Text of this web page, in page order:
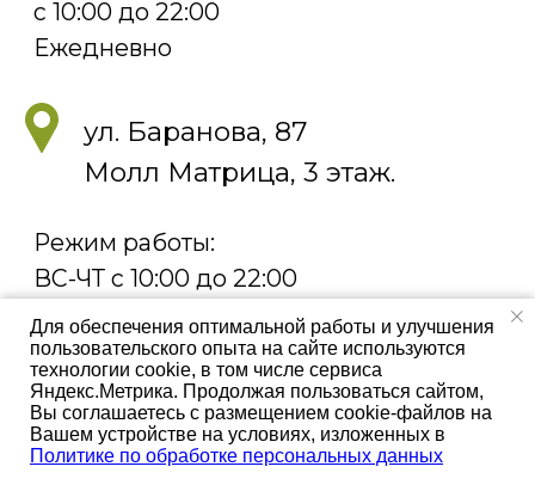
Заказать доставку
Для обеспечения оптимальной работы и улучшения
пользовательского опыта на сайте используются
технологии cookie, в том числе сервиса
Яндекс.Метрика. Продолжая пользоваться сайтом,
Вы соглашаетесь с размещением cookie-файлов на
Вашем устройстве на условиях, изложенных в
Политике по обработке персональных данных